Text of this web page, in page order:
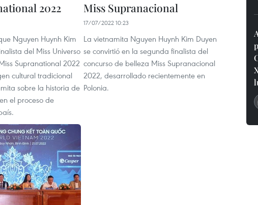
2022
Nguyen Huynh Kim
del Miss Universo
Supranational 2022
cultural tradicional
sobre la historia de
el proceso de
Miss Supranacional
17/07/2022 10:23
La vietnamita Nguyen Huynh Kim Duyen
se convirtió en la segunda finalista del
concurso de belleza Miss Supranacional
2022, desarrollado recientemente en
Polonia.